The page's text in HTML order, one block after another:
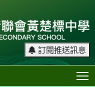
訂閱推送訊息